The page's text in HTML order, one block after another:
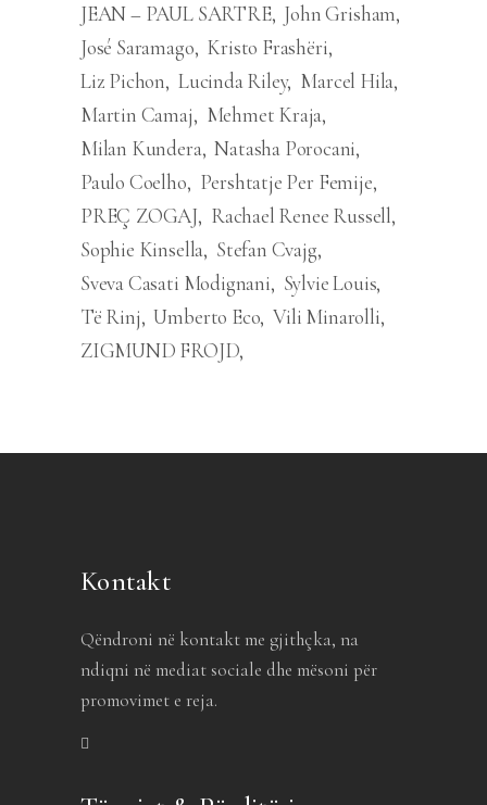
JEAN – PAUL SARTRE John Grisham
José Saramago Kristo Frashëri
Liz Pichon Lucinda Riley Marcel Hila
Martin Camaj
Mehmet Kraja
Milan Kundera Natasha Porocani
Paulo Coelho
Pershtatje Per Femije
PREÇ ZOGAJ
Rachael Renee Russell
Sophie Kinsella Stefan Cvajg
Sveva Casati Modignani
Sylvie Louis
Të Rinj Umberto Eco Vili Minarolli
ZIGMUND FROJD
Kontakt
Qëndroni në kontakt me gjithçka, na
ndiqni në mediat sociale dhe mësoni për
promovimet e reja.